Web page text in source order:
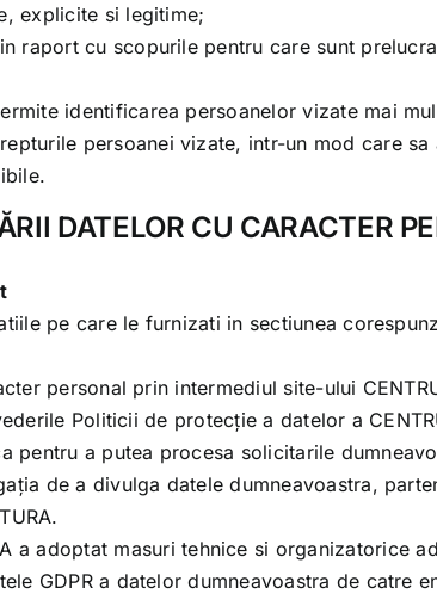
explicite si legitime;
raport cu scopurile pentru care sunt
identificarea persoanelor vizate mai
persoanei vizate, intr-un mod care
DATELOR CU CARACTER
pe care le furnizati in sectiunea
personal prin intermediul site-ului
Politicii de protecție a datelor a
pentru a putea procesa solicitarile
de a divulga datele dumneavoastra,
.
a adoptat masuri tehnice si organizatorice
GDPR a datelor dumneavoastra de catre